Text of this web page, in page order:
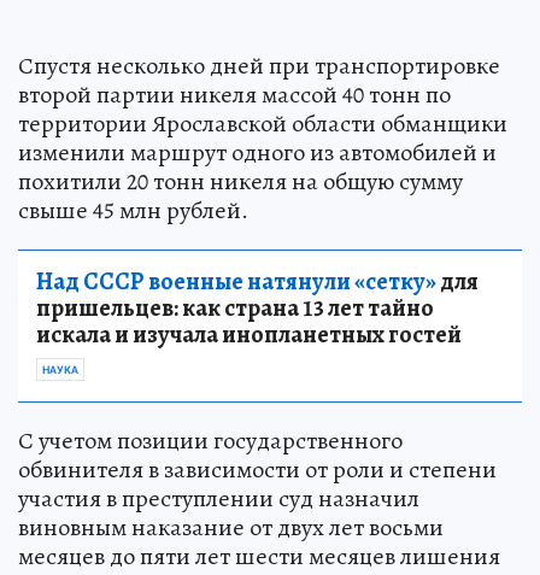
Спустя несколько дней при транспортировке
второй партии никеля массой 40 тонн по
территории Ярославской области обманщики
изменили маршрут одного из автомобилей и
похитили 20 тонн никеля на общую сумму
свыше 45 млн рублей.
Над СССР военные натянули «сетку»для
пришельцев: как страна 13 лет тайно
искала и изучала инопланетных гостей
НАУКА
С учетом позиции государственного
обвинителя в зависимости от роли и степени
участия в преступлении суд назначил
виновным наказание от двух лет восьми
месяцев до пяти лет шести месяцев лишения